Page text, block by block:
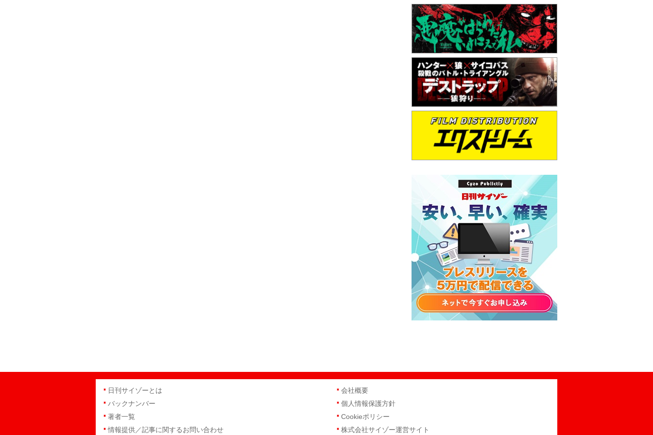
日刊サイゾーとは
バックナンバー
著者一覧
情報提供／記事に関するお問い合わせ
会社概要
個人情報保護方針
Cookieポリシー
株式会社サイゾー運営サイト